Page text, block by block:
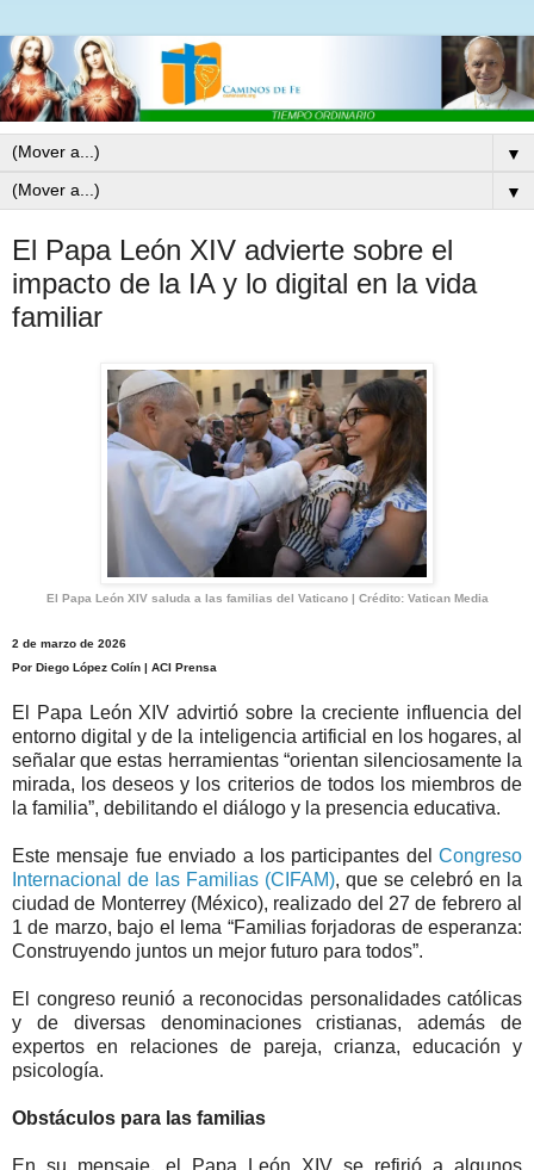
▼
▼
El Papa León XIV advierte sobre el
impacto de la IA y lo digital en la vida
familiar
El Papa León XIV saluda a las familias del Vaticano | Crédito: Vatican Media
2 de marzo de 2026
Por Diego López Colín | ACI Prensa
El Papa León XIV advirtió sobre la creciente influencia del
entorno digital y de la inteligencia artificial en los hogares, al
señalar que estas herramientas “orientan silenciosamente la
mirada, los deseos y los criterios de todos los miembros de
la familia”, debilitando el diálogo y la presencia educativa.
Este mensaje fue enviado a los participantes del Congreso
Internacional de las Familias (CIFAM), que se celebró en la
ciudad de Monterrey (México), realizado del 27 de febrero al
1 de marzo, bajo el lema “Familias forjadoras de esperanza:
Construyendo juntos un mejor futuro para todos”.
El congreso reunió a reconocidas personalidades católicas
y de diversas denominaciones cristianas, además de
expertos en relaciones de pareja, crianza, educación y
psicología.
Obstáculos para las familias
En su mensaje, el Papa León XIV se refirió a algunos